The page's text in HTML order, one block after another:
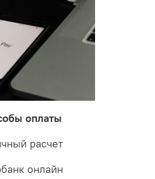
оплаты
расчет
онлайн